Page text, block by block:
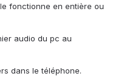
fonctionne en entière ou
audio du pc au
dans le téléphone.